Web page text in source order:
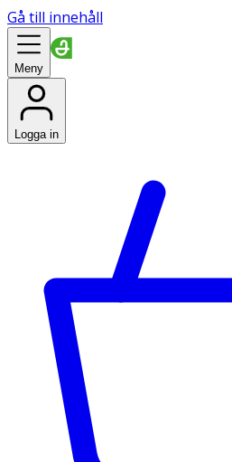
Gå till innehåll
Meny
Logga in